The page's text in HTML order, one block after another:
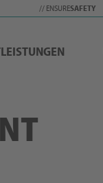
// ENSURESAFETY